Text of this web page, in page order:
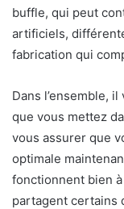
buffle, qui peut
artificiels,
fabrication qui
Dans l’ensemble,
que vous mettez
vous assurer que
optimale
fonctionnent bien
partagent certains